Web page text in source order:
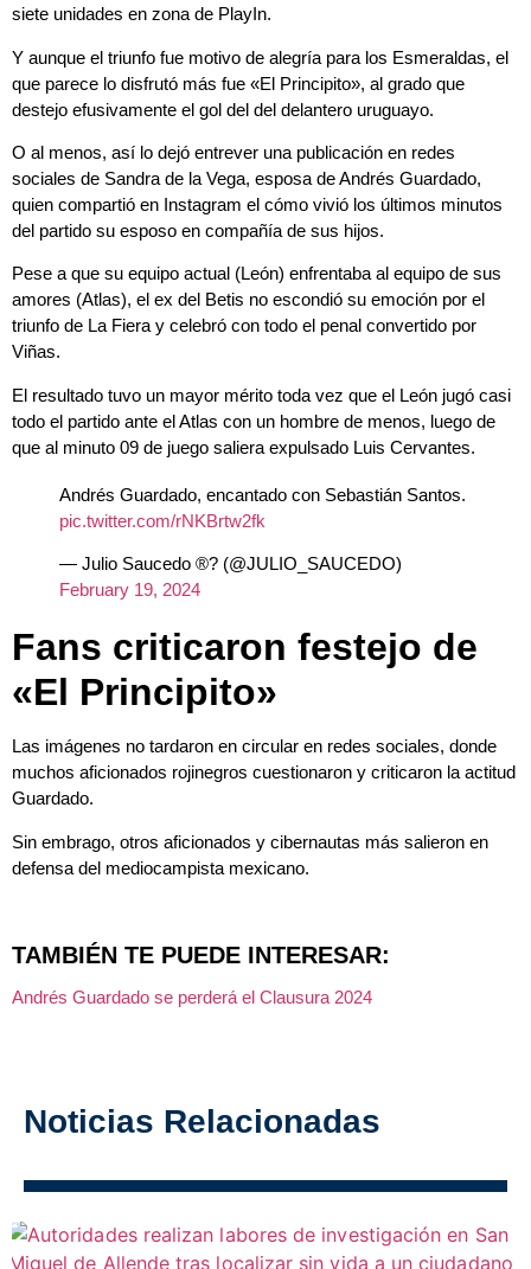
siete unidades en zona de PlayIn.
Y aunque el triunfo fue motivo de alegría para los Esmeraldas, el
que parece lo disfrutó más fue «El Principito», al grado que
destejo efusivamente el gol del del delantero uruguayo.
O al menos, así lo dejó entrever una publicación en redes
sociales de Sandra de la Vega, esposa de Andrés Guardado,
quien compartió en Instagram el cómo vivió los últimos minutos
del partido su esposo en compañía de sus hijos.
Pese a que su equipo actual (León) enfrentaba al equipo de sus
amores (Atlas), el ex del Betis no escondió su emoción por el
triunfo de La Fiera y celebró con todo el penal convertido por
Viñas.
El resultado tuvo un mayor mérito toda vez que el León jugó casi
todo el partido ante el Atlas con un hombre de menos, luego de
que al minuto 09 de juego saliera expulsado Luis Cervantes.
Andrés Guardado, encantado con Sebastián Santos.
pic.twitter.com/rNKBrtw2fk
— Julio Saucedo ®? (@JULIO_SAUCEDO)
February 19, 2024
Fans criticaron festejo de
«El Principito»
Las imágenes no tardaron en circular en redes sociales, donde
muchos aficionados rojinegros cuestionaron y criticaron la actitud
Guardado.
Sin embrago, otros aficionados y cibernautas más salieron en
defensa del mediocampista mexicano.
TAMBIÉN TE PUEDE INTERESAR:
Andrés Guardado se perderá el Clausura 2024
Noticias Relacionadas